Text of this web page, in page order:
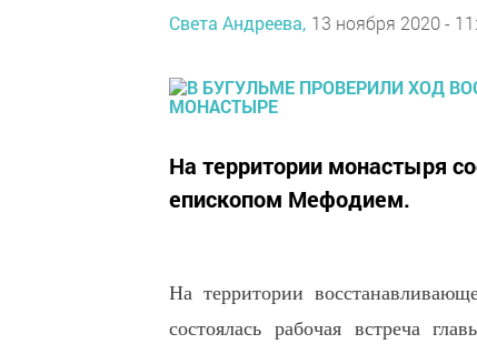
Света Андреева, 13 ноября 2020 -
На территории монастыря
епископом Мефодием.
На территории
состоялась рабочая встреча